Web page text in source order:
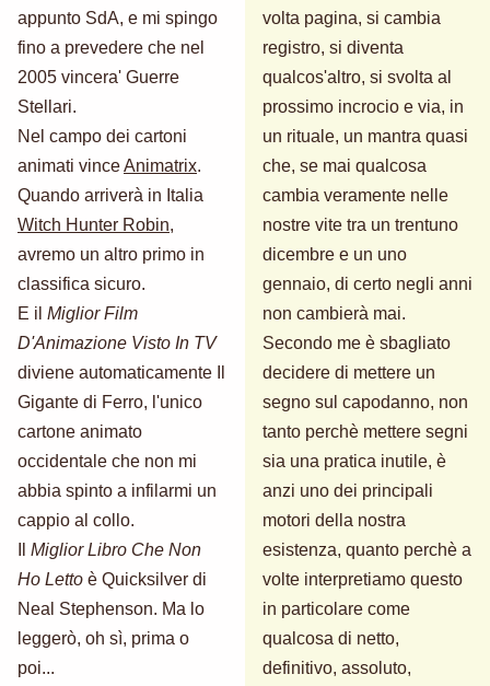
appunto SdA, e mi spingo
fino a prevedere che nel
2005 vincera' Guerre
Stellari.
Nel campo dei cartoni
animati vinceAnimatrix.
Quando arriverà in Italia
Witch Hunter Robin,
avremo un altro primo in
classifica sicuro.
E il Miglior Film
D'Animazione Visto In TV
diviene automaticamente Il
Gigante di Ferro, l'unico
cartone animato
occidentale che non mi
abbia spinto a infilarmi un
cappio al collo.
Miglior Libro Che Non
Ho Letto è Quicksilver di
Neal Stephenson. Ma lo
leggerò, oh sì, prima o
poi...
volta pagina, si cambia
registro, si diventa
qualcos'altro, si svolta al
prossimo incrocio e via, in
un rituale, un mantra quasi
che, se mai qualcosa
cambia veramente nelle
nostre vite tra un trentuno
dicembre e un uno
gennaio, di certo negli anni
non cambierà mai.
Secondo me è sbagliato
decidere di mettere un
segno sul capodanno, non
tanto perchè mettere segni
sia una pratica inutile, è
anzi uno dei principali
motori della nostra
esistenza, quanto perchè a
volte interpretiamo questo
in particolare come
qualcosa di netto,
definitivo, assoluto,